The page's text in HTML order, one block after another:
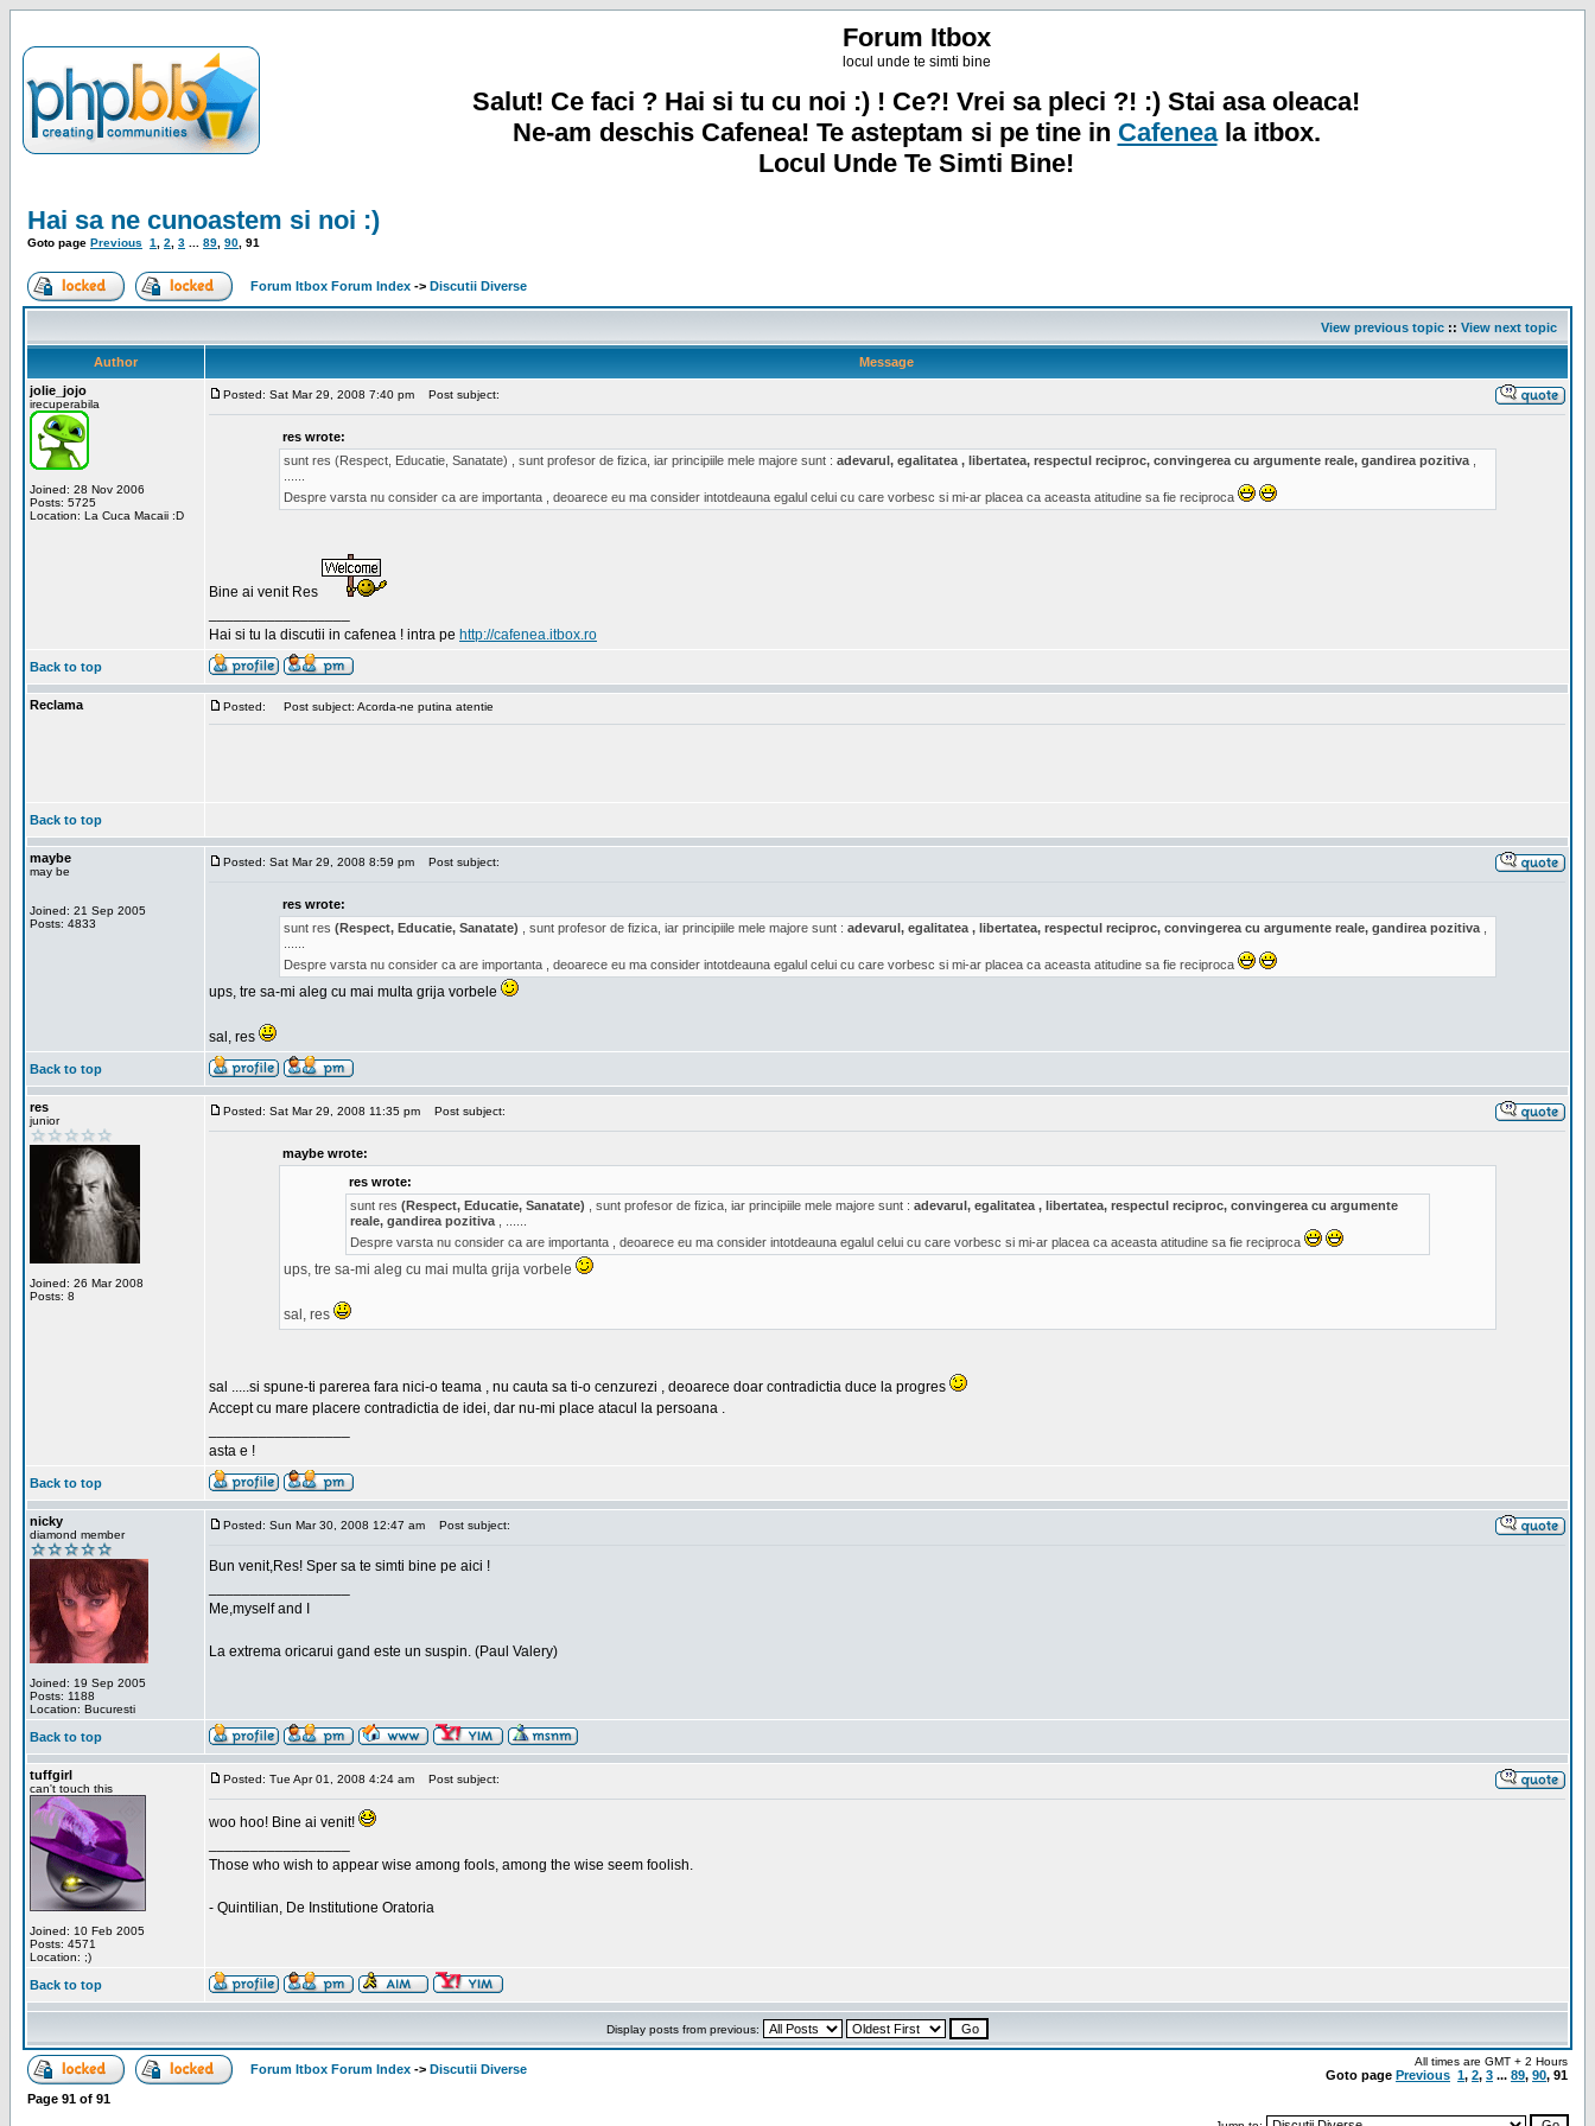
Forum Itbox
locul unde te simti bine
Salut! Ce faci ? Hai si tu cu noi :) ! Ce?! Vrei sa pleci ?! :) Stai asa oleaca!
Ne-am deschis Cafenea! Te asteptam si pe tine in Cafeneala itbox.
Locul Unde Te Simti Bine!
Hai sa ne cunoastem si noi :)
Goto page Previous 1 2 3 89 90 91
Forum Itbox Forum Index -> Discutii Diverse
View previous topic :: View next topic
Author
Message
jolie_jojo
irecuperabila
Joined: 28 Nov 2006
Posts: 5725
Location: La Cuca Macaii :D
Posted: Sat Mar 29, 2008 7:40 pm Post subject:
res wrote:
sunt res (Respect, Educatie, Sanatate) , sunt profesor de fizica, iar principiile mele majore sunt : adevarul, egalitatea , libertatea, respectul reciproc, convingerea cu argumente reale, gandirea pozitiva
Despre varsta nu consider ca are importanta , deoarece eu ma consider intotdeauna egalul celui cu care vorbesc si mi-ar placea ca aceasta atitudine sa fie reciproca
Bine ai venit Res
Hai si tu la discutii in cafenea ! intra pe http://cafenea.itbox.ro
Back to top
Reclama Posted: Post subject: Acorda-ne putina atentie
Back to top
maybe
may be
Joined: 21 Sep 2005
Posts: 4833
Posted: Sat Mar 29, 2008 8:59 pm Post subject:
res wrote:
sunt res (Respect, Educatie, Sanatate) , sunt profesor de fizica, iar principiile mele majore sunt : adevarul, egalitatea , libertatea, respectul reciproc, convingerea cu argumente reale, gandirea pozitiva
Despre varsta nu consider ca are importanta , deoarece eu ma consider intotdeauna egalul celui cu care vorbesc si mi-ar placea ca aceasta atitudine sa fie reciproca
ups, tre sa-mi aleg cu mai multa grija vorbele
sal, res
Back to top
res
junior
Joined: 26 Mar 2008
Posts: 8
Posted: Sat Mar 29, 2008 11:35 pm Post subject:
maybe wrote:
res wrote:
sunt res (Respect, Educatie, Sanatate) , sunt profesor de fizica, iar principiile mele majore sunt : adevarul, egalitatea , libertatea, respectul reciproc, convingerea cu argumente
reale, gandirea pozitiva
Despre varsta nu consider ca are importanta , deoarece eu ma consider intotdeauna egalul celui cu care vorbesc si mi-ar placea ca aceasta atitudine sa fie reciproca
ups, tre sa-mi aleg cu mai multa grija vorbele
sal, res
sal .....si spune-ti parerea fara nici-o teama , nu cauta sa ti-o cenzurezi , deoarece doar contradictia duce la progres
Accept cu mare placere contradictia de idei, dar nu-mi place atacul la persoana .
asta e !
Back to top
nicky
diamond member
Joined: 19 Sep 2005
Posts: 1188
Location: Bucuresti
Posted: Sun Mar 30, 2008 12:47 am Post subject:
Bun venit,Res! Sper sa te simti bine pe aici !
Me,myself and I
La extrema oricarui gand este un suspin. (Paul Valery)
Back to top
tuffgirl
can't touch this
Joined: 10 Feb 2005
Posts: 4571
Location: ;)
Posted: Tue Apr 01, 2008 4:24 am Post subject:
woo hoo! Bine ai venit!
Those who wish to appear wise among fools, among the wise seem foolish.
- Quintilian, De Institutione Oratoria
Back to top
Display posts from previous:
Forum Itbox Forum Index -> Discutii Diverse
All times are GMT + 2 Hours
Goto page Previous 1, 2, 3 ... 89, 90, 91
Page 91 of 91